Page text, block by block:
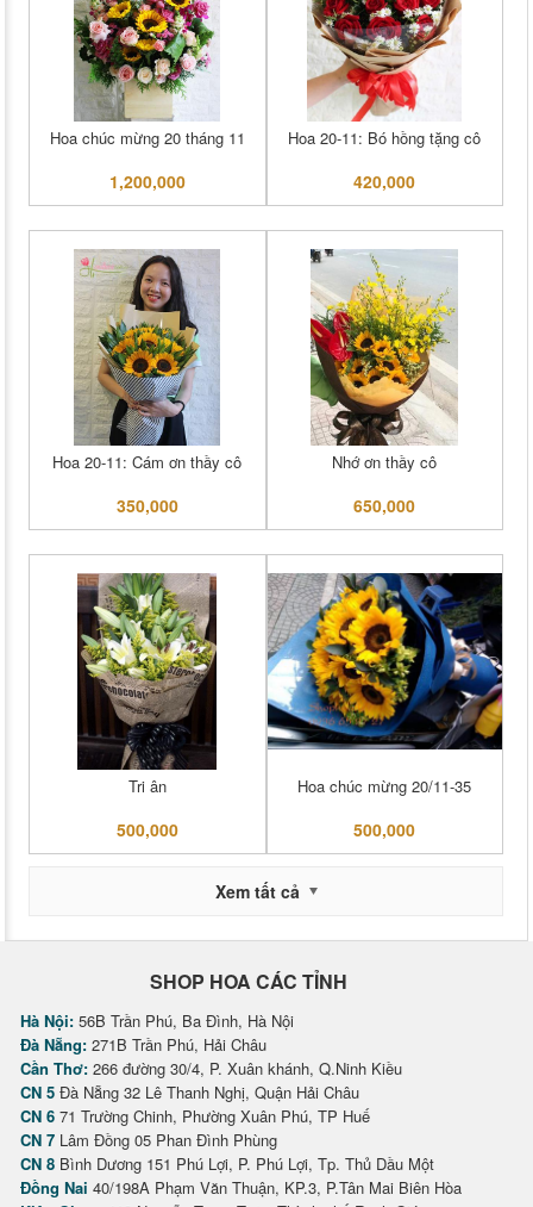
Hoa chúc mừng 20 tháng 11
1,200,000
Hoa 20-11: Bó hồng tặng cô
420,000
Hoa 20-11: Cám ơn thầy cô
350,000
Nhớ ơn thầy cô
650,000
Tri ân
500,000
Hoa chúc mừng 20/11-35
500,000
Xem tất cả
SHOP HOA CÁC TỈNH
Hà Nội: 56B Trần Phú, Ba Đình, Hà Nội
Đà Nẵng: 271B Trần Phú, Hải Châu
Cần Thơ: 266 đường 30/4, P. Xuân khánh, Q.Ninh Kiều
CN 5 Đà Nẵng 32 Lê Thanh Nghị, Quận Hải Châu
CN 6 71 Trường Chinh, Phường Xuân Phú, TP Huế
CN 7 Lâm Đồng 05 Phan Đình Phùng
CN 8 Bình Dương 151 Phú Lợi, P. Phú Lợi, Tp. Thủ Dầu Một
Đồng Nai 40/198A Phạm Văn Thuận, KP.3, P.Tân Mai Biên Hòa